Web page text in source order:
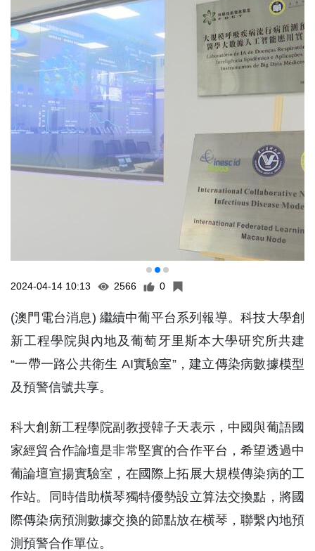
2024-04-14 10:13 2566 0
(澳門電台消息) 繼續中葡平台系列報導。科技大學創
新工程學院與內地及葡萄牙里斯本大學研究所共建
“一帶一路公共衛生 AI實驗室”，建立傳染病數據模型
及預警信號共享。
科大創新工程學院副教授韓子天表示，中國與葡語國
家經貿合作論壇是非常堅實的合作平台，希望透過中
葡論壇宣揚實驗室，在國際上拓展大規模傳染病的工
作站。同時借助橫琴獨特優勢設立算法交換點，將國
際傳染病預測數據交換的節點放在横琴，聯繫內地預
測預警合作單位。